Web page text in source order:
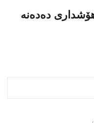
هۆشداری دەدەنە